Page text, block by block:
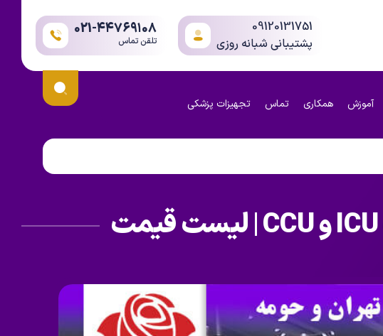
09120131751
پشتیبانی شبانه روزی
021-۴۴۷۶۹۱08
تلقن تماس
آموزش همکاری تماس تجهیزات پزشکی